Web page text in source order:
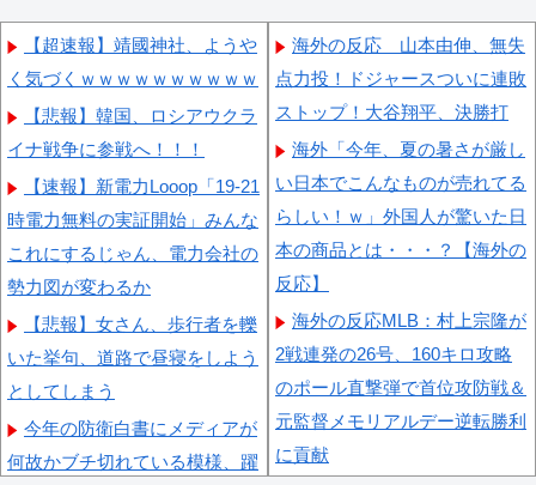
【超速報】靖國神社、ようや
く気づくｗｗｗｗｗｗｗｗｗｗ
【悲報】韓国、ロシアウクラ
イナ戦争に参戦へ！！！
【速報】新電力Looop「19-21
時電力無料の実証開始」みんな
これにするじゃん、電力会社の
勢力図が変わるか
【悲報】女さん、歩行者を轢
いた挙句、道路で昼寝をしよう
としてしまう
今年の防衛白書にメディアが
何故かブチ切れている模様、躍
海外の反応 山本由伸、無失
点力投！ドジャースついに連敗
ストップ！大谷翔平、決勝打
海外「今年、夏の暑さが厳し
い日本でこんなものが売れてる
らしい！ｗ」外国人が驚いた日
本の商品とは・・・？【海外の
反応】
海外の反応MLB：村上宗隆が
2戦連発の26号、160キロ攻略
のポール直撃弾で首位攻防戦＆
元監督メモリアルデー逆転勝利
に貢献